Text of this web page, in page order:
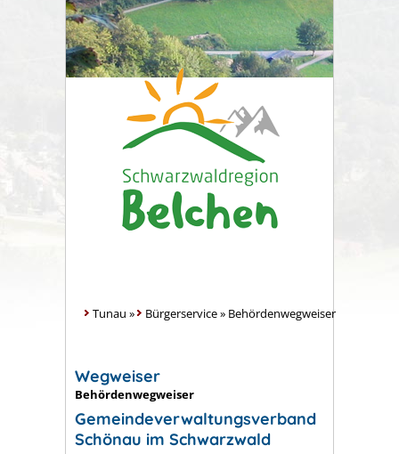
Tunau » Bürgerservice» Behördenwegweiser
Wegweiser
Behördenwegweiser
Gemeindeverwaltungsverband
Schönau im Schwarzwald